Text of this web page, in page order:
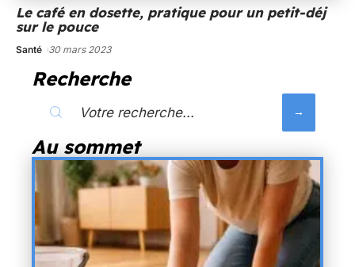
Le café en dosette, pratique pour un petit-déj
sur le pouce
Santé 30 mars 2023
Recherche
Au sommet